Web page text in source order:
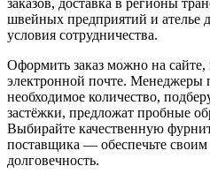
швейных предприятий и ателье
условия сотрудничества.
Оформить заказ можно на
электронной почте. Менеджеры
необходимое количество,
застёжки, предложат пробные
Выбирайте качественную
поставщика — обеспечьте
долговечность.